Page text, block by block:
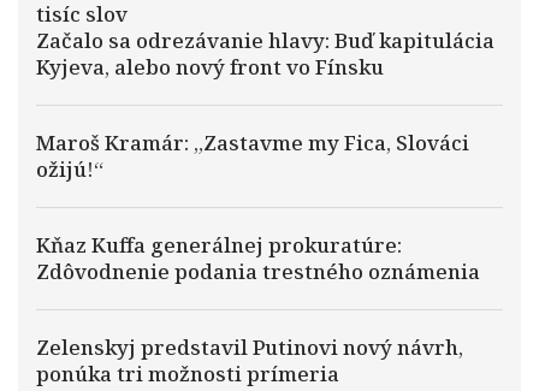
tisíc slov
Začalo sa odrezávanie hlavy: Buď kapitulácia
Kyjeva, alebo nový front vo Fínsku
Maroš Kramár: „Zastavme my Fica, Slováci
ožijú!“
Kňaz Kuffa generálnej prokuratúre:
Zdôvodnenie podania trestného oznámenia
Zelenskyj predstavil Putinovi nový návrh,
ponúka tri možnosti prímeria